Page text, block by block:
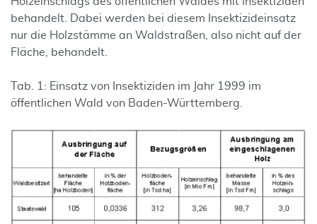
behandelt. Dabei werden bei diesem Insektizideinsatz
nur die Holzstämme an Waldstraßen, also nicht auf der
Fläche, behandelt.
Tab. 1: Einsatz von Insektiziden im Jahr 1999 im
öffentlichen Wald von Baden-Württemberg.